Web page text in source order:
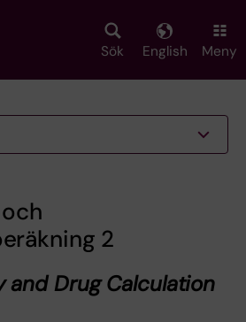
Sök English Meny
2
and Drug Calculation